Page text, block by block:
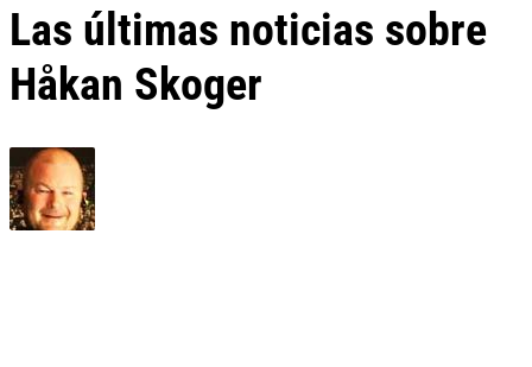
Las últimas noticias sobre
Håkan Skoger